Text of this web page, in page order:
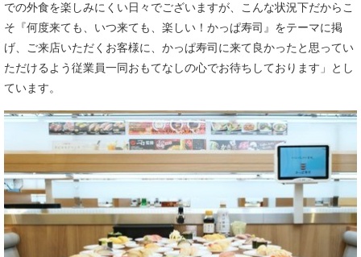
での外食を楽しみにくい日々でございますが、こんな状況下だからこ
そ『何度来ても、いつ来ても、楽しい！かっぱ寿司』をテーマに掲
げ、ご来店いただくお客様に、かっぱ寿司に来て良かったと思ってい
ただけるよう従業員一同おもてなしの心でお待ちしております」とし
ています。